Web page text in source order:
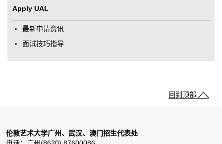
Apply UAL
最新申请资讯
面试技巧指导
回到顶部
伦敦艺术大学广州、武汉、澳门招生代表处